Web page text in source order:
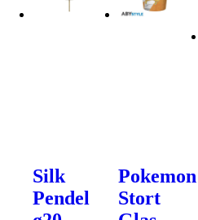
Silk
Pendel
Pokemon
Stort